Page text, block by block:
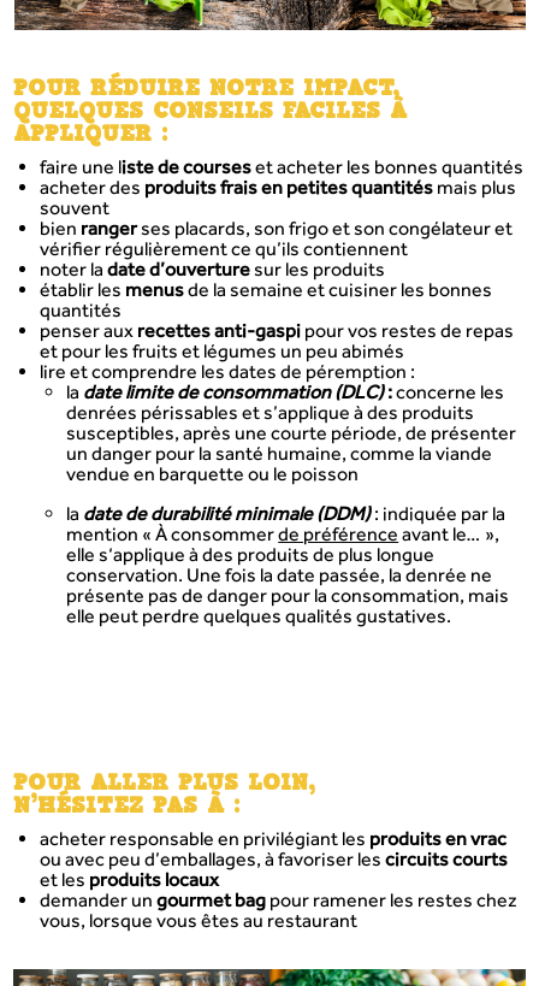
POUR RÉDUIRE NOTRE IMPACT,
QUELQUES CONSEILS FACILES À
APPLIQUER :
faire une liste de courseset acheter les bonnes quantités
acheter des produits frais en petites quantités mais plus
souvent
bien rangerses placards, son frigo et son congélateur et
vérifier régulièrement ce qu’ils contiennent
noter ladate d’ouverturesur les produits
établir les menusde la semaine et cuisiner les bonnes
quantités
penser aux recettes anti-gaspi pour vos restes de repas
et pour les fruits et légumes un peu abimés
lire et comprendre les dates de péremption :
la date limite de consommation (DLC):concerne les
denrées périssables et s’applique à des produits
susceptibles, après une courte période, de présenter
un danger pour la santé humaine, comme la viande
vendue en barquette ou le poisson
la date de durabilité minimale (DDM): indiquée par la
mention « À consommerde préférence avant le… »,
elle s‘applique à des produits de plus longue
conservation. Une fois la date passée, la denrée ne
présente pas de danger pour la consommation, mais
elle peut perdre quelques qualités gustatives.
POUR ALLER PLUS LOIN,
N’HÉSITEZ PAS À :
acheter responsable en privilégiant les produits en vrac
ou avec peu d’emballages, à favoriser lescircuits courts
et les produits locaux
demander ungourmet bag pour ramener les restes chez
vous, lorsque vous êtes au restaurant